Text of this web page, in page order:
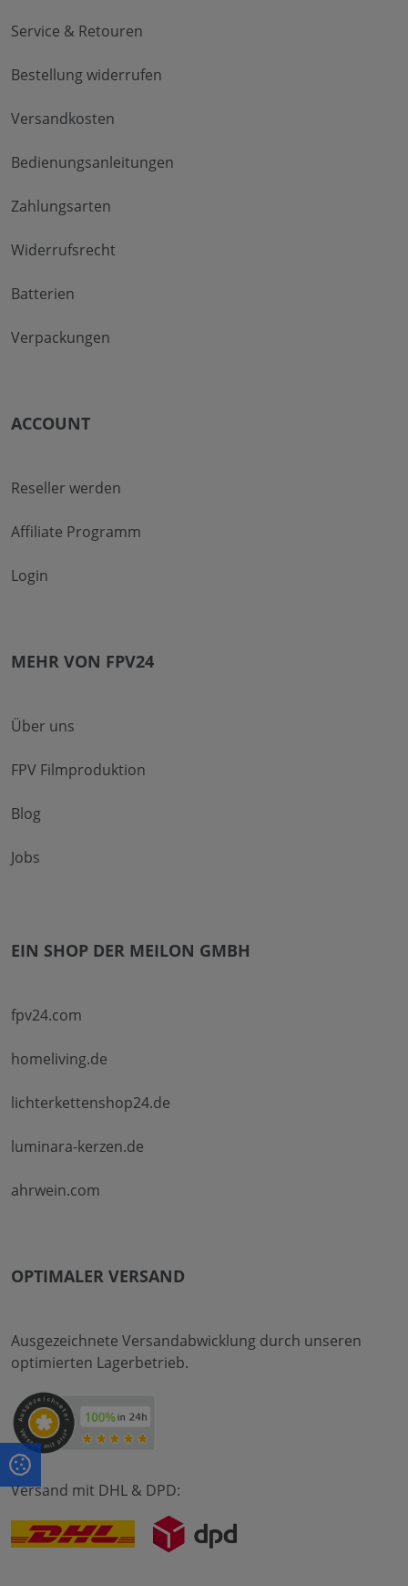
Service & Retouren
Bestellung widerrufen
Versandkosten
Bedienungsanleitungen
Zahlungsarten
Widerrufsrecht
Batterien
Verpackungen
ACCOUNT
Reseller werden
Affiliate Programm
Login
MEHR VON FPV24
Über uns
FPV Filmproduktion
Blog
Jobs
EIN SHOP DER MEILON GMBH
fpv24.com
homeliving.de
lichterkettenshop24.de
luminara-kerzen.de
ahrwein.com
OPTIMALER VERSAND
Ausgezeichnete Versandabwicklung durch unseren
optimierten Lagerbetrieb.
Versand mit DHL & DPD: